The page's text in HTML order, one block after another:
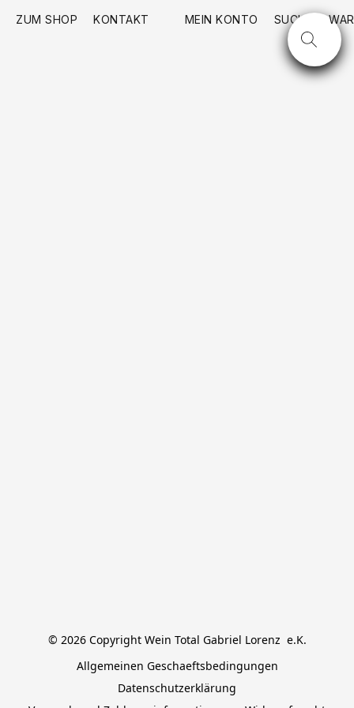
ZUM SHOP KONTAKT MEIN KONTO SUCHE
© 2026 Copyright Wein Total Gabriel Lorenz  e.K.
Allgemeinen Geschaeftsbedingungen
Datenschutzerklärung